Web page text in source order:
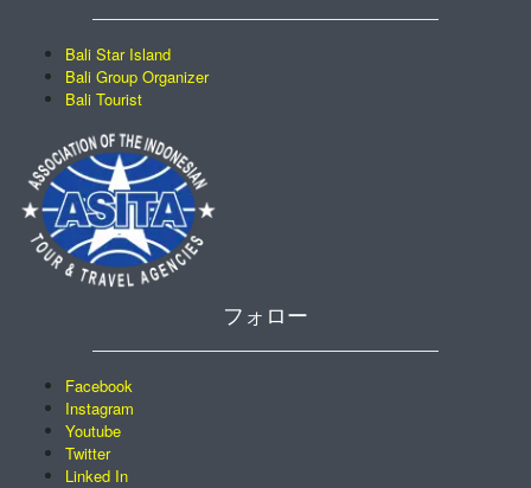
Bali Star Island
Bali Group Organizer
Bali Tourist
フォロー
Facebook
Instagram
Youtube
Twitter
Linked In